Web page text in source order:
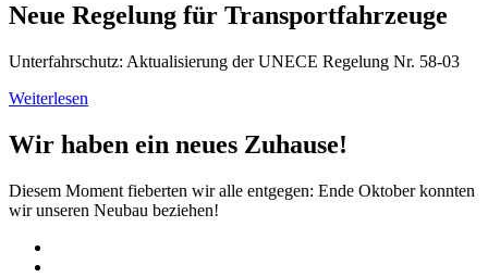
Neue Regelung für Transportfahrzeuge
Unterfahrschutz: Aktualisierung der UNECE Regelung Nr. 58-03
Weiterlesen
Wir haben ein neues Zuhause!
Diesem Moment fieberten wir alle entgegen: Ende Oktober konnten
wir unseren Neubau beziehen!